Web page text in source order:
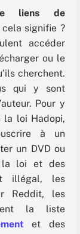
liens de
cela signifie ?
accéder
ou le
cherchent.
qui y sont
Pour y
la loi Hadopi,
à un
un DVD ou
la loi et des
illégal, les
Reddit, les
la liste
et des